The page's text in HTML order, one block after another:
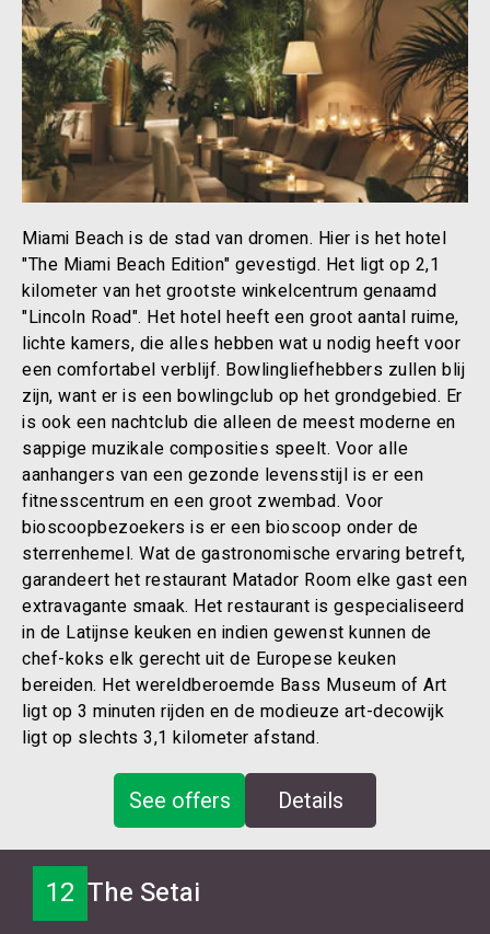
Miami Beach is de stad van dromen. Hier is het hotel
"The Miami Beach Edition" gevestigd. Het ligt op 2,1
kilometer van het grootste winkelcentrum genaamd
"Lincoln Road". Het hotel heeft een groot aantal ruime,
lichte kamers, die alles hebben wat u nodig heeft voor
een comfortabel verblijf. Bowlingliefhebbers zullen blij
zijn, want er is een bowlingclub op het grondgebied. Er
is ook een nachtclub die alleen de meest moderne en
sappige muzikale composities speelt. Voor alle
aanhangers van een gezonde levensstijl is er een
fitnesscentrum en een groot zwembad. Voor
bioscoopbezoekers is er een bioscoop onder de
sterrenhemel. Wat de gastronomische ervaring betreft,
garandeert het restaurant Matador Room elke gast een
extravagante smaak. Het restaurant is gespecialiseerd
in de Latijnse keuken en indien gewenst kunnen de
chef-koks elk gerecht uit de Europese keuken
bereiden. Het wereldberoemde Bass Museum of Art
ligt op 3 minuten rijden en de modieuze art-decowijk
ligt op slechts 3,1 kilometer afstand.
See offers Details
12 The Setai